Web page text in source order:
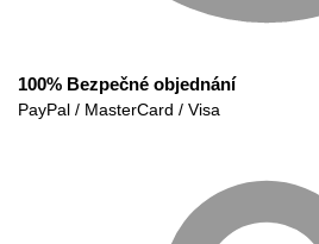
100% Bezpečné objednání
PayPal / MasterCard / Visa